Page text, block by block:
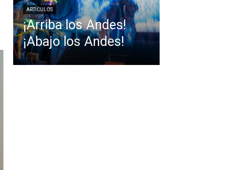
ARTÍCULOS
¡Arriba los Andes!
¡Abajo los Andes!